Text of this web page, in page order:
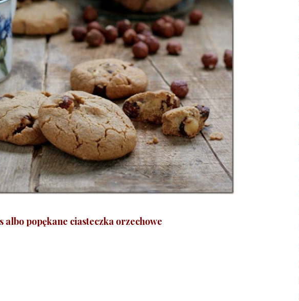
popękane ciasteczka orzechowe